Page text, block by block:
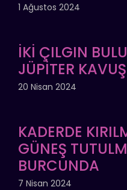
1 Ağustos 2024
İKİ ÇILGIN
JÜPİTER
20 Nisan 2024
KADERDE
GÜNEŞ
BURCUNDA
7 Nisan 2024